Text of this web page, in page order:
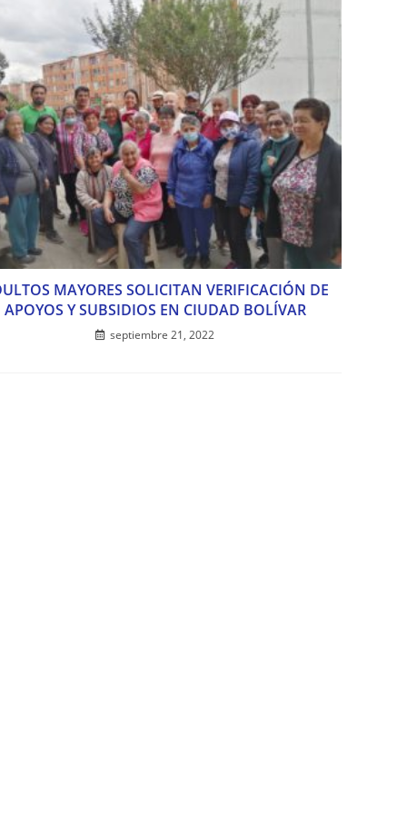
MAYORES SOLICITAN VERIFICACIÓN DE
APOYOS Y SUBSIDIOS EN CIUDAD BOLÍVAR
septiembre 21, 2022